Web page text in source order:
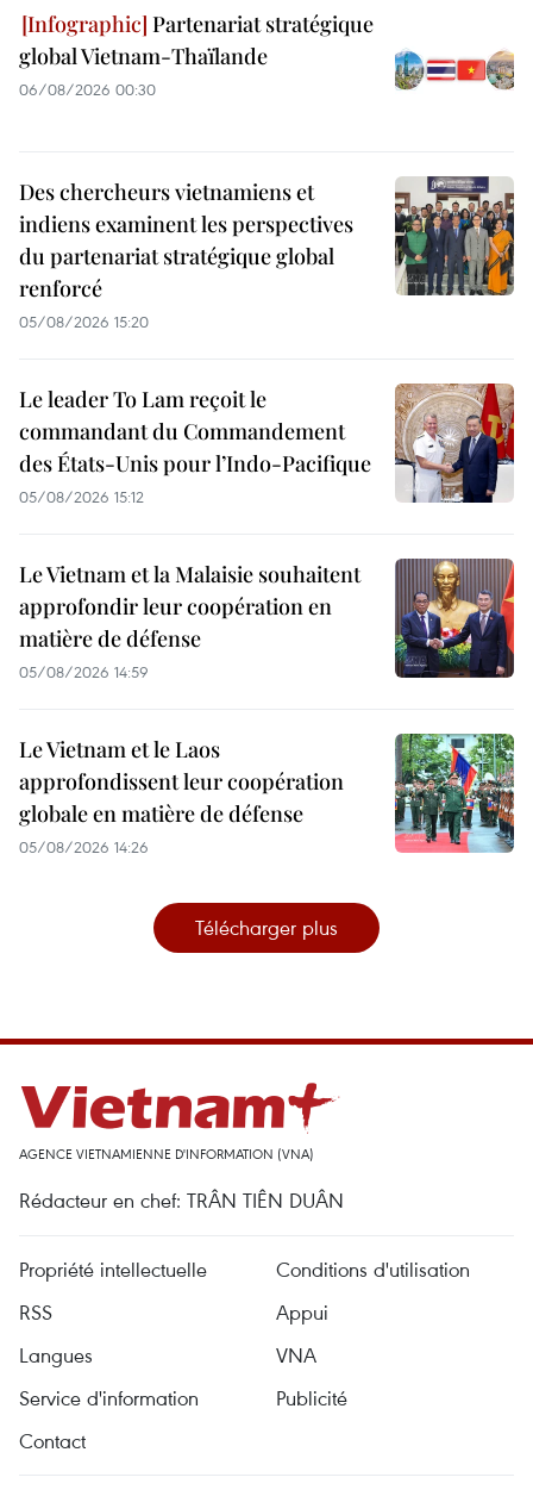
Partenariat stratégique
global Vietnam-Thaïlande
06/08/2026 00:30
Des chercheurs vietnamiens et
indiens examinent les perspectives
du partenariat stratégique global
renforcé
05/08/2026 15:20
Le leader To Lam reçoit le
commandant du Commandement
des États-Unis pour l’Indo-Pacifique
05/08/2026 15:12
Le Vietnam et la Malaisie souhaitent
approfondir leur coopération en
matière de défense
05/08/2026 14:59
Le Vietnam et le Laos
approfondissent leur coopération
globale en matière de défense
05/08/2026 14:26
Télécharger plus
AGENCE VIETNAMIENNE D'INFORMATION (VNA)
Rédacteur en chef: TRÂN TIÊN DUÂN
Propriété intellectuelle
Conditions d'utilisation
RSS
Appui
Langues
VNA
Service d'information
Publicité
Contact